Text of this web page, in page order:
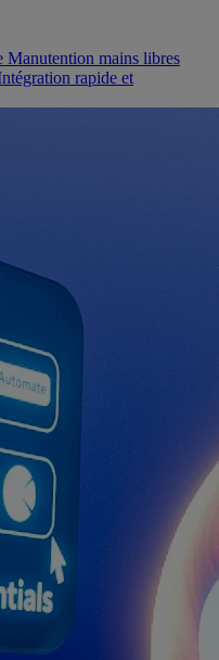
Manutention mains libres
rapide et